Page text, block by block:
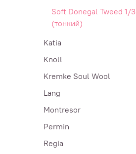
Soft Donegal Tweed 1/
(тонкий)
Katia
Knoll
Kremke Soul Wool
Lang
Montresor
Permin
Regia